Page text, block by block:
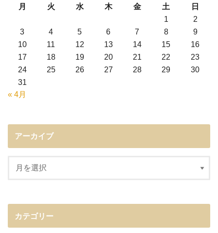
月
火 水 木 金 土
日
1
2
3
4 5 6 7 8
9
10
11 12 13 14 15
16
17
18 19 20 21 22
23
24
25 26 27 28 29
30
31
« 4月
アーカイブ
カテゴリー